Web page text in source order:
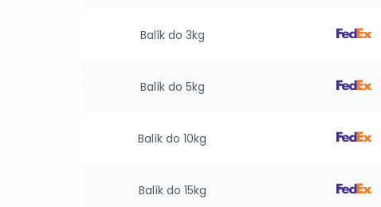
Balík do 3kg
Balík do 5kg
Balík do 10kg
Balík do 15kg